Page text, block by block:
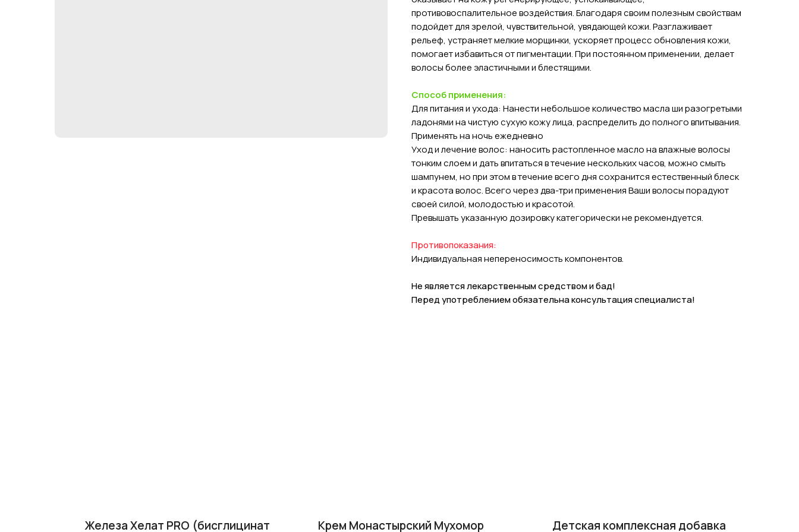
противовоспалительное воздействия. Благодаря своим полезным свойствам
подойдет для зрелой, чувствительной, увядающей кожи. Разглаживает
рельеф, устраняет мелкие морщинки, ускоряет процесс обновления кожи,
помогает избавиться от пигментации. При постоянном применении, делает
волосы более эластичными и блестящими.
Способ применения:
Для питания и ухода: Нанести небольшое количество масла ши разогретыми
ладонями на чистую сухую кожу лица, распределить до полного впитывания.
Применять на ночь ежедневно
Уход и лечение волос: наносить растопленное масло на влажные волосы
тонким слоем и дать впитаться в течение нескольких часов, можно смыть
шампунем, но при этом в течение всего дня сохранится естественный блеск
и красота волос. Всего через два-три применения Ваши волосы порадуют
своей силой, молодостью и красотой.
Превышать указанную дозировку категорически не рекомендуется.
Противопоказания:
Индивидуальная непереносимость компонентов.
Не является лекарственным средством и бад!
Перед употреблением обязательна консультация специалиста!
Железа Хелат PRO (бисглицинат Крем Монастырский Мухомор Детская комплексная добавка